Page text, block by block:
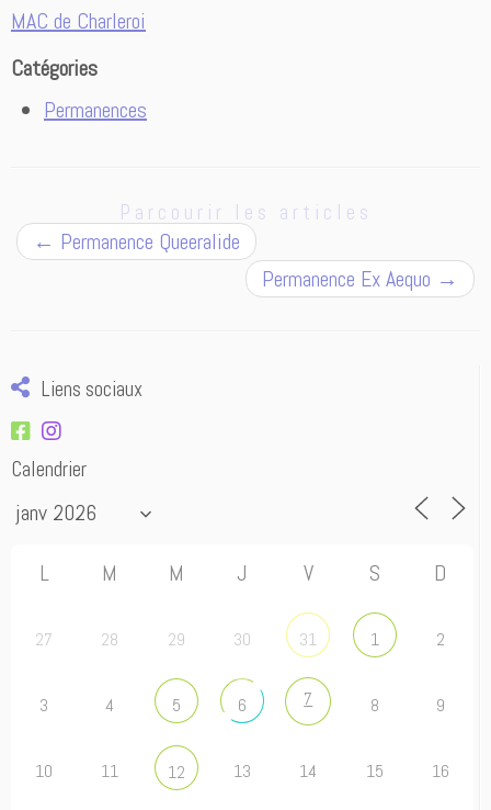
MAC de Charleroi
Catégories
Permanences
Parcourir les articles
← Permanence Queeralide
Permanence Ex Aequo →
Liens sociaux
Calendrier
L M M J V S D
27 28 29 30 31 1 2
3 4 5 6 7 8 9
10 11 12 13 14 15 16